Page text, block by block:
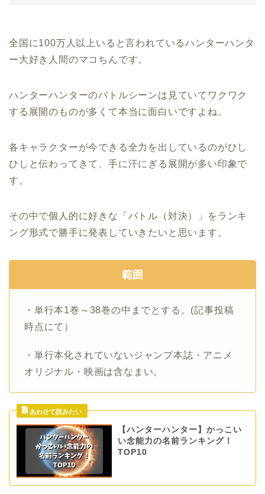
全国に100万人以上いると言われているハンターハンタ
ー大好き人間のマコちんです。
ハンターハンターのバトルシーンは見ていてワクワク
する展開のものが多くて本当に面白いですよね。
各キャラクターが今できる全力を出しているのがひし
ひしと伝わってきて、手に汗にぎる展開が多い印象で
す。
その中で個人的に好きな「バトル（対決）」をランキ
ング形式で勝手に発表していきたいと思います。
範囲
・単行本1巻～38巻の中までとする。(記事投稿
時点にて）
・単行本化されていないジャンプ本誌・アニメ
オリジナル・映画は含なまい。
【ハンターハンター】かっこい
い念能力の名前ランキング！
TOP10